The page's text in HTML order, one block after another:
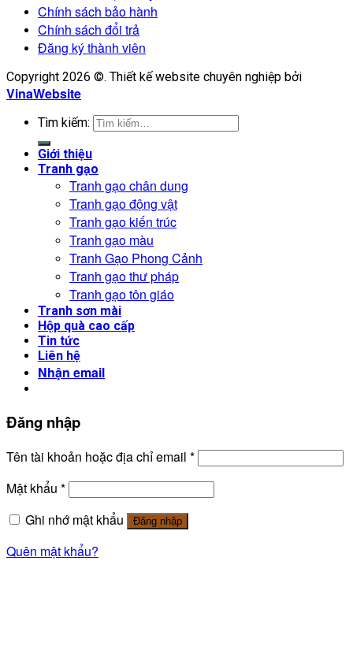
Chính sách bảo hành
Chính sách đổi trả
Đăng ký thành viên
Copyright 2026 ©. Thiết kế website chuyên nghiệp bởi
VinaWebsite
Tìm kiếm:
Giới thiệu
Tranh gạo
Tranh gạo chân dung
Tranh gạo động vật
Tranh gạo kiến trúc
Tranh gạo màu
Tranh Gạo Phong Cảnh
Tranh gạo thư pháp
Tranh gạo tôn giáo
Tranh sơn mài
Hộp quà cao cấp
Tin tức
Liên hệ
Nhận email
Đăng nhập
Tên tài khoản hoặc địa chỉ email *
Mật khẩu *
Ghi nhớ mật khẩu
Đăng nhập
Quên mật khẩu?